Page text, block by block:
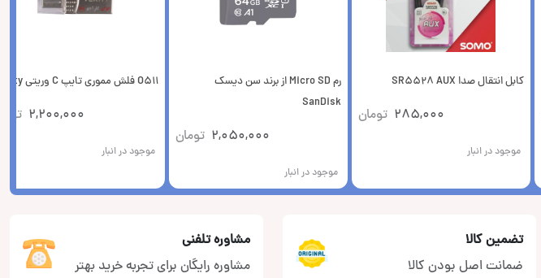
کابل انتقال صدا SR5528 AUX
285,000 تومان
موجود در انبار
رم Micro SD از برند سن دیسک
SanDisk
2,050,000 تومان
موجود در انبار
O511 فلش مموری تایپ C وریتی Verity
2,200,000
موجود در انبار
تضمین کالا
ضمانت اصل بودن کالا
مشاوره تلفنی
مشاوره رایگان برای تجربه خرید بهتر